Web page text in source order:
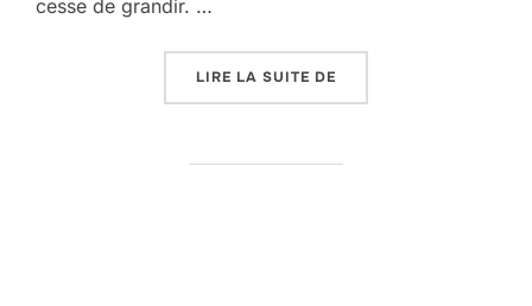
cesse de grandir. …
LIRE LA SUITE DE